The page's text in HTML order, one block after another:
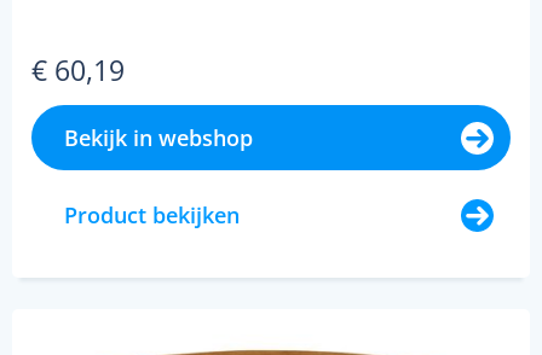
€ 60,19
Bekijk in webshop
Product bekijken